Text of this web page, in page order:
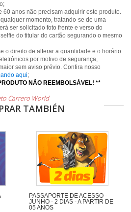
60 anos não precisam adquirir este produto.
momento, tratando-se de uma
ser solicitado foto frente e verso do
do titular do cartão segurando o mesmo
o direito de alterar a quantidade e o horário
por motivo de segurança,
sem aviso prévio. Confira nosso
aqui;
NÃO REEMBOLSÁVEL! **
Carrero World
TAMBIÉN
PASSAPORTE DE ACESSO -
JUNHO - 2 DIAS - A PARTIR DE
05 ANOS